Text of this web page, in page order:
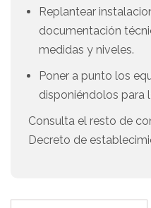
Replantear
documentación
medidas y niveles.
Poner a punto los
disponiéndolos para
Consulta el resto de
Decreto de